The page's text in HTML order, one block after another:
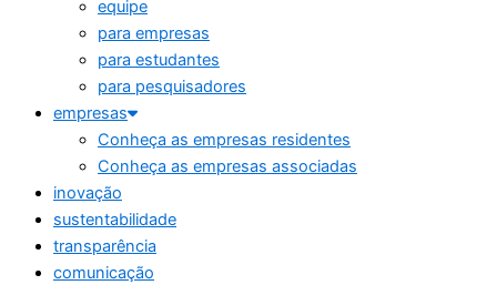
equipe
para empresas
para estudantes
para pesquisadores
empresas
Conheça as empresas residentes
Conheça as empresas associadas
inovação
sustentabilidade
transparência
comunicação